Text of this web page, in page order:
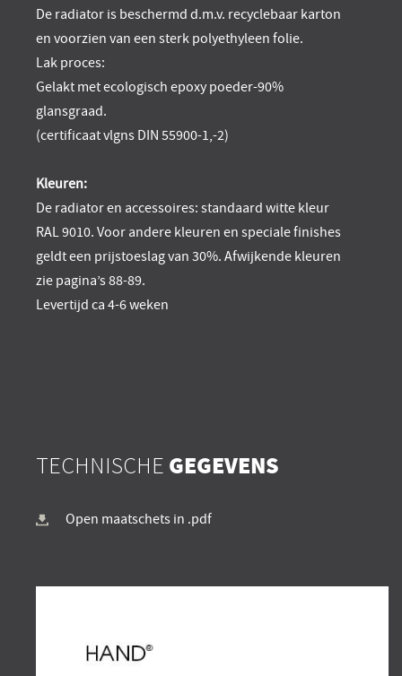
De radiator is beschermd d.m.v. recyclebaar karton
en voorzien van een sterk polyethyleen folie.
Lak proces:
Gelakt met ecologisch epoxy poeder-90%
glansgraad.
(certificaat vlgns DIN 55900-1,-2)
Kleuren:
De radiator en accessoires: standaard witte kleur
RAL 9010. Voor andere kleuren en speciale finishes
geldt een prijstoeslag van 30%. Afwijkende kleuren
zie pagina’s 88-89.
Levertijd ca 4-6 weken
TECHNISCHE GEGEVENS
Open maatschets in .pdf